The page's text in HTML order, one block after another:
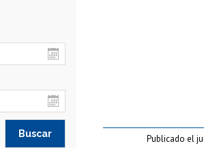
Publicado el